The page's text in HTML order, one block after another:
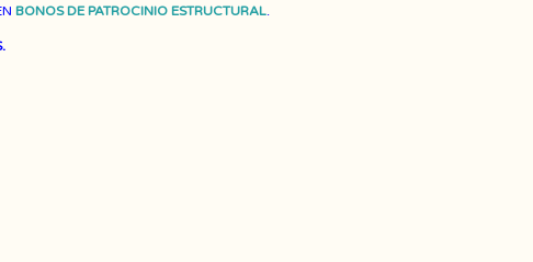
BONOS DE PATROCINIO ESTRUCTURAL.